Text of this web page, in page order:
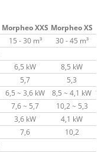
Morpheo XXS Morpheo XS
15 - 30 m³ 30 - 45 m³
6,5 kW 8,5 kW
5,7
5,3
6,5 ~ 3,6 kW 8,5 ~ 4,1 kW 10,2
7,6 ~ 5,7 10,2 ~ 5,3
3,6 kW 4,1 kW
7,6
10,2